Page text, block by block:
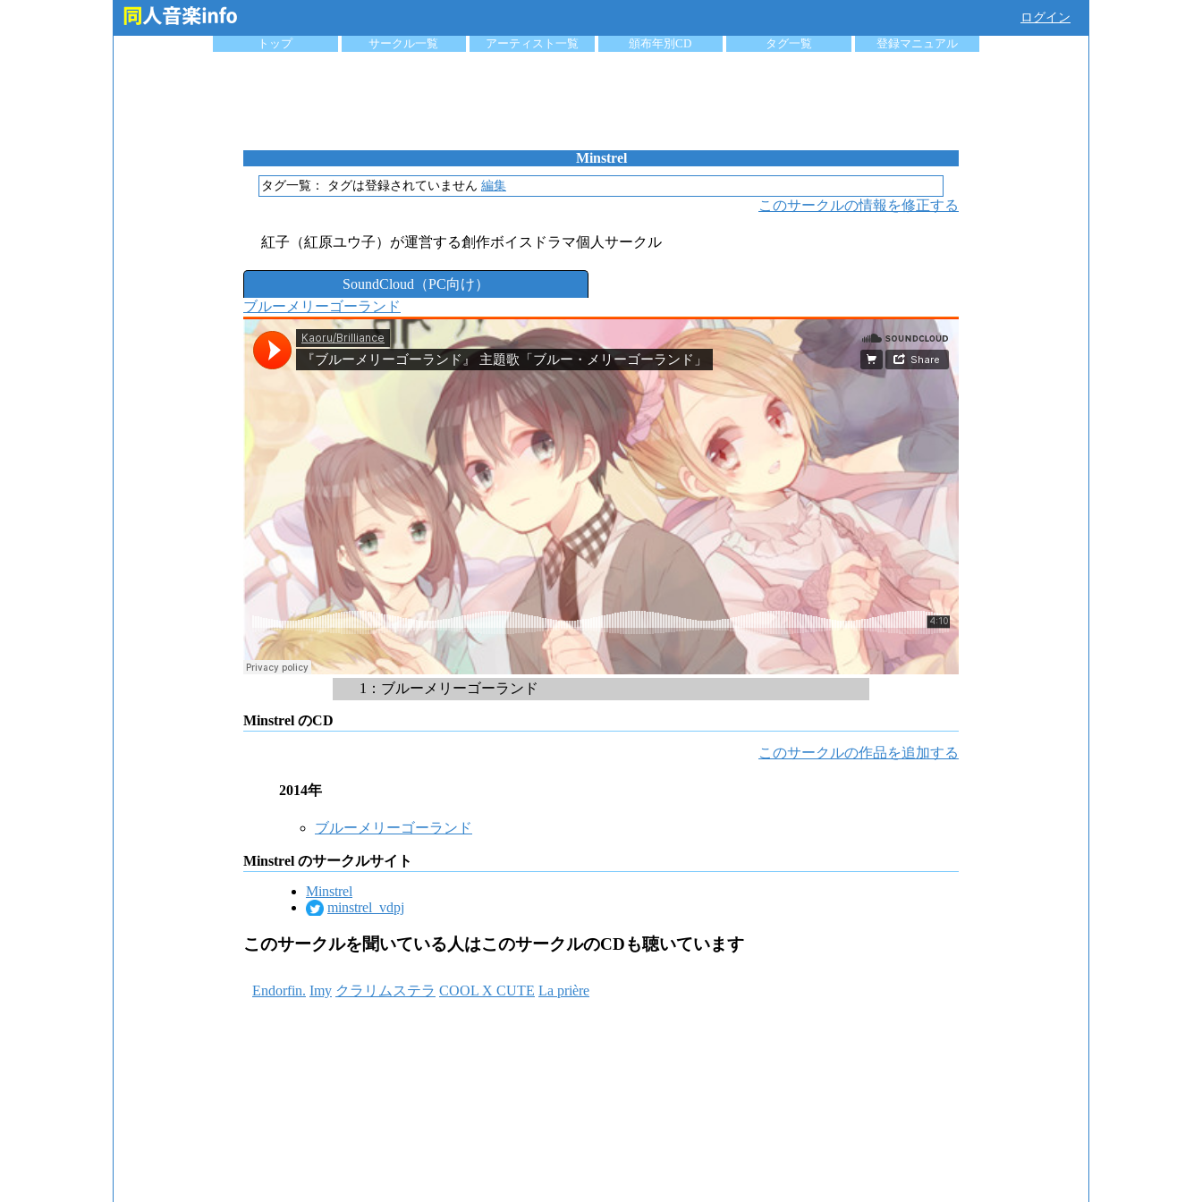
ログイン
トップ
サークル一覧 アーティスト一覧 頒布年別CD タグ一覧 登録マニュアル
Minstrel
タグ一覧： タグは登録されていません 編集
このサークルの情報を修正する
紅子（紅原ユウ子）が運営する創作ボイスドラマ個人サークル
SoundCloud（PC向け）
ブルーメリーゴーランド
1：ブルーメリーゴーランド
Minstrel のCD
このサークルの作品を追加する
2014年
ブルーメリーゴーランド
Minstrel のサークルサイト
Minstrel
minstrel_vdpj
このサークルを聞いている人はこのサークルのCDも聴いています
Endorfin. Imy クラリムステラ COOL X CUTE La prière